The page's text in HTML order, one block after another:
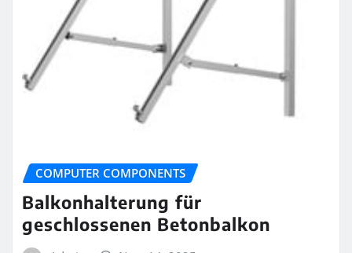
COMPUTER COMPONENTS
Balkonhalterung für
geschlossenen Betonbalkon